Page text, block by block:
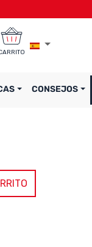
CONSEJOS